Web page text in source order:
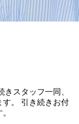
スタッフ一同、
す。 引き続きお付